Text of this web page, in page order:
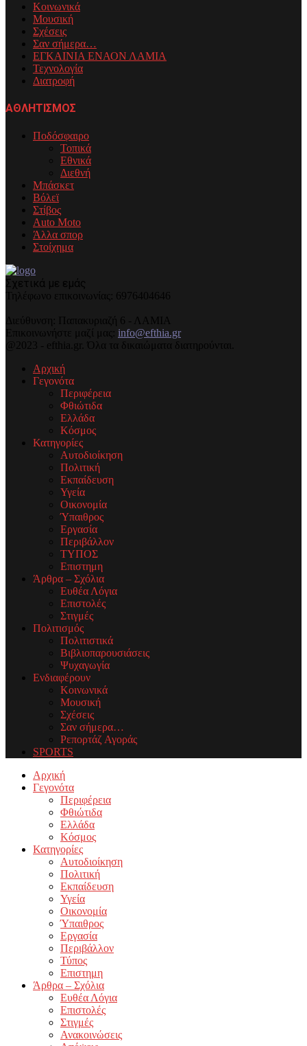
Κοινωνικά
Μουσική
Σχέσεις
Σαν σήμερα…
ΕΓΚΑΙΝΙΑ ΕΝΑΟΝ ΛΑΜΙΑ
Τεχνολογία
Διατροφή
ΑΘΛΗΤΙΣΜΟΣ
Ποδόσφαιρο
Τοπικά
Εθνικά
Διεθνή
Μπάσκετ
Βόλεϊ
Στίβος
Auto Moto
Άλλα σπορ
Στοίχημα
Σχετικά με εμάς
Τηλέφωνo επικοινωνίας: 6976404646
Διεύθυνση: Παπακυριαζή 6 - ΛΑΜΙΑ
Επικοινωνήστε μαζί μας: info@efthia.gr
@2023 - efthia.gr. Όλα τα δικαιώματα διατηρούνται.
Αρχική
Γεγονότα
Περιφέρεια
Φθιώτιδα
Ελλάδα
Κόσμος
Κατηγορίες
Αυτοδιοίκηση
Πολιτική
Εκπαίδευση
Υγεία
Οικονομία
Ύπαιθρος
Εργασία
Περιβάλλον
ΤΥΠΟΣ
Επιστημη
Άρθρα – Σχόλια
Ευθέα Λόγια
Επιστολές
Στιγμές
Πολιτισμός
Πολιτιστικά
Βιβλιοπαρουσιάσεις
Ψυχαγωγία
Ενδιαφέρουν
Κοινωνικά
Μουσική
Σχέσεις
Σαν σήμερα…
Ρεπορτάζ Αγοράς
SPORTS
Facebook
Twitter
Instagram
Youtube
Email
Αρχική
Γεγονότα
Περιφέρεια
Φθιώτιδα
Ελλάδα
Κόσμος
Κατηγορίες
Αυτοδιοίκηση
Πολιτική
Εκπαίδευση
Υγεία
Οικονομία
Ύπαιθρος
Εργασία
Περιβάλλον
Τύπος
Επιστημη
Άρθρα – Σχόλια
Ευθέα Λόγια
Επιστολές
Στιγμές
Ανακοινώσεις